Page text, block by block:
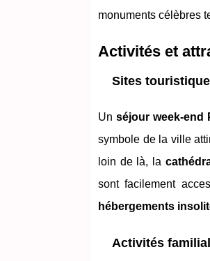
monuments célèbres
Activités et
Sites
Unséjour week-end
symbole de la ville
loin de là, la
sont facilement
hébergements
Activités